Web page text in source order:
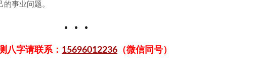
事业问题。
八字请联系： 15696012236 （微信同号）